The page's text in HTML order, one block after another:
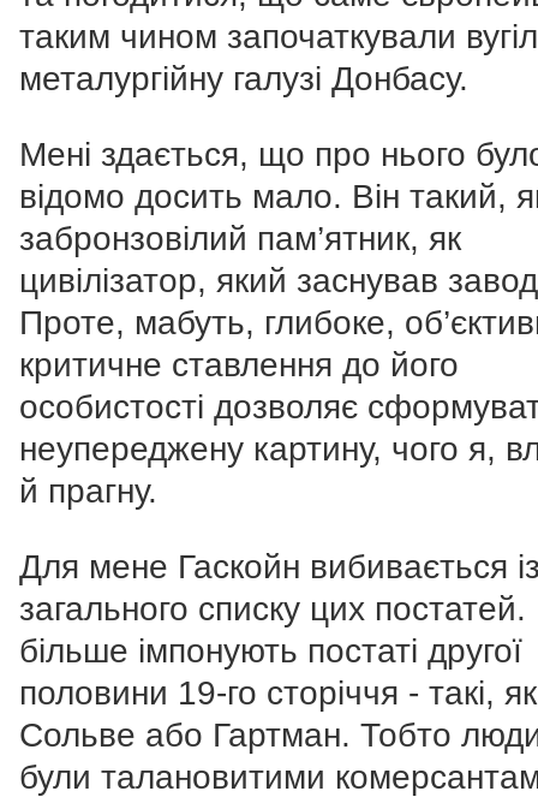
таким чином започаткували
металургійну галузі Донбасу.
Мені здається, що про нього
відомо досить мало. Він такий,
забронзовілий пам’ятник, як
цивілізатор, який заснував
Проте, мабуть, глибоке,
критичне ставлення до його
особистості дозволяє
неупереджену картину, чого я,
й прагну.
Для мене Гаскойн вибивається
загального списку цих постатей.
більше імпонують постаті другої
половини 19-го сторіччя - такі, як
Сольве або Гартман. Тобто
були талановитими